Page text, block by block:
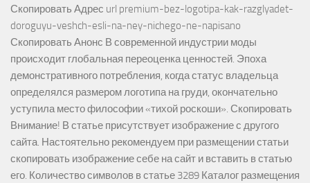
Скопировать Адрес url premium-bez-logotipa-kak-razglyadet-
doroguyu-veshch-esli-na-ney-nichego-ne-napisano
Скопировать Анонс В современной индустрии моды
происходит глобальная переоценка ценностей. Эпоха
демонстративного потребления, когда статус владельца
определялся размером логотипа на груди, окончательно
уступила место философии «тихой роскоши». Скопировать
Внимание! В статье присутствует изображение с другого
сайта. Настоятельно рекомендуем при размещении статьи
скопировать изображение себе на сайт и вставить в статью
его. Количество символов в статье 3289 Каталог размещения